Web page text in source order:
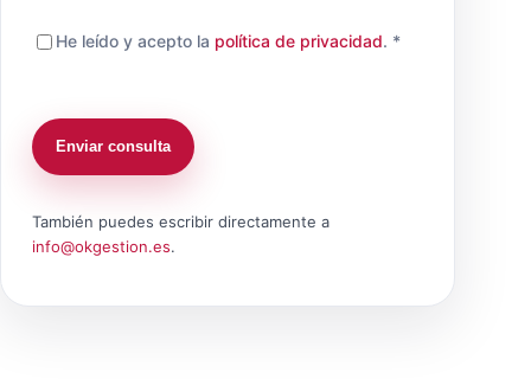
He leído y acepto la política de privacidad. *
Enviar consulta
También puedes escribir directamente a
info@okgestion.es.